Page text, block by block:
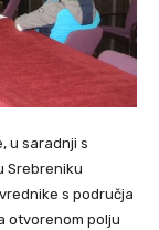
u saradnji s
Srebreniku
s područja
otvorenom polju